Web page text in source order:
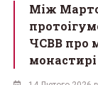
Між
ЧСВВ про